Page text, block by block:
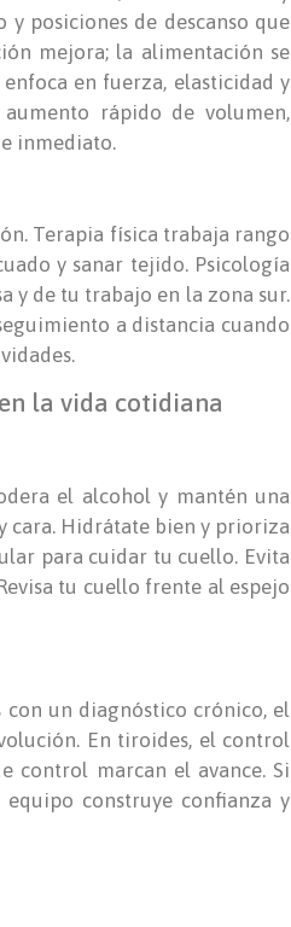
posiciones de descanso que
mejora; la alimentación se
en fuerza, elasticidad y
rápido de volumen,
inmediato.
Terapia física trabaja rango
y sanar tejido. Psicología
y de tu trabajo en la zona sur.
a distancia cuando
la vida cotidiana
el alcohol y mantén una
cara. Hidrátate bien y prioriza
para cuidar tu cuello. Evita
tu cuello frente al espejo
un diagnóstico crónico, el
En tiroides, el control
control marcan el avance. Si
construye confianza y